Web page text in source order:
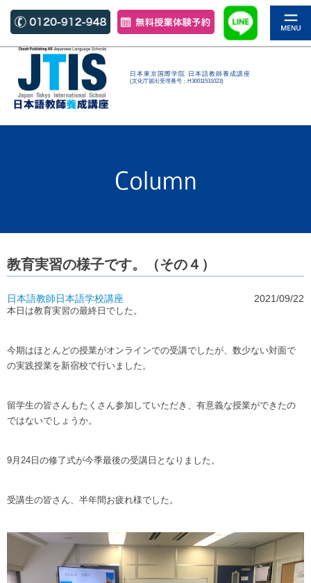
日本東京国際学院 日本語教師養成講座
(文化庁届出受理番号：H30011531023)
教育実習の様子です。（その４）
日本語教師日本語学校講座 2021/09/22
本日は教育実習の最終日でした。
今期はほとんどの授業がオンラインでの受講でしたが、数少ない対面で
の実践授業を新宿校で行いました。
留学生の皆さんもたくさん参加していただき、有意義な授業ができたの
ではないでしょうか。
9月24日の修了式が今季最後の受講日となりました。
受講生の皆さん、半年間お疲れ様でした。